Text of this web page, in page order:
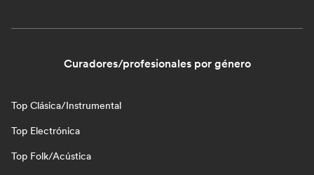
Curadores/profesionales por género
Top Clásica/Instrumental
Top Electrónica
Top Folk/Acústica